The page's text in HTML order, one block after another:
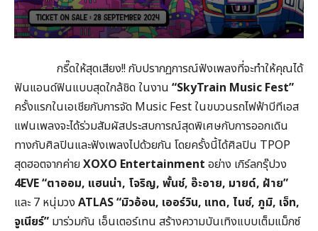
กรี๊ดให้สุดเสียง!! กับปรากฏการณ์ฟังเพลงที่จะทำให้คุณได้
ฟันแอนด์ฟินแบบสุดใกล้ชิด ในงาน “SkyTrain Music Fest”
ครั้งแรกในเอเชียกับการจัด Music Fest ในขบวนรถไฟฟ้าบีทีเอส
แฟนเพลงจะได้ร่วมสัมผัสประสบการณ์สุดพิเศษกับการออกเดิน
ทางกับศิลปินและฟังเพลงไปด้วยกัน โดยครั้งนี้ได้ศิลปิน TPOP
สุดฮอตจากค่ายXOXO Entertainment อย่าง เกิร์ลกรุ๊ปวง
4EVE “ตาออม, แฮนน่า, โจริญ, พั้นช์, อ๊ะอาย, มายด์, ฝ้าย”
และ 7 หนุ่มวง ATLAS“มิวอ้อน, เออร์วิน, แทด, ไนซ์, ภูมิ, เจ็ท,
จูเนียร์” มาร่วมกัน เอ็นเตอร์เทน สร้างความบันเทิงแบบเต็มแม็กซ์